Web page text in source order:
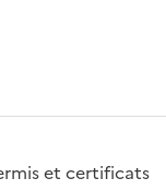
et certificats